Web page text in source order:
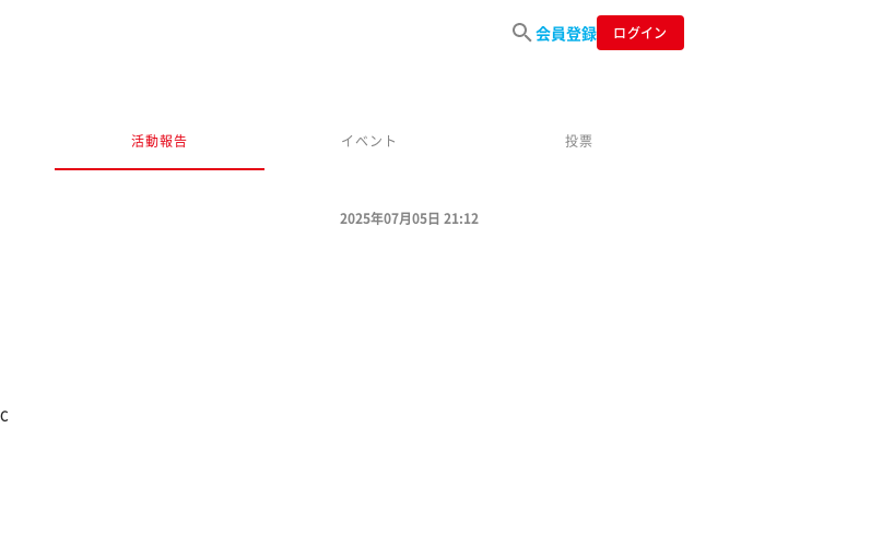
会員登録 ログイン
活動報告 イベント 投票
2025年07月05日 21:12